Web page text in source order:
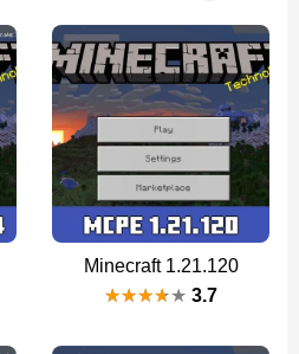
Minecraft 1.21.120
3.7